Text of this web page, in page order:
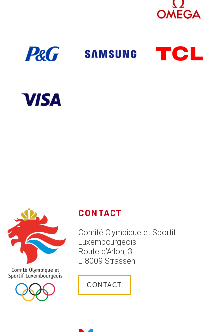
CONTACT
Comité Olympique et Sportif
Luxembourgeois
Route d’Arlon, 3
L-8009 Strassen
CONTACT